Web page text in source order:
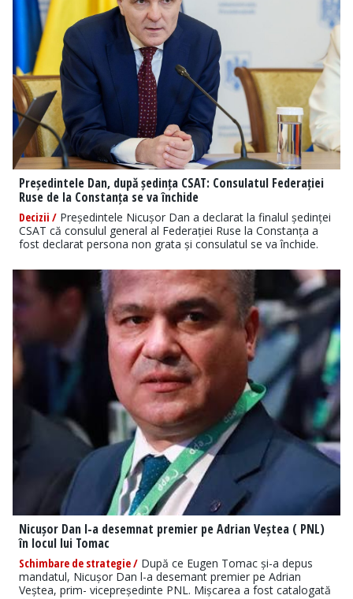
Președintele Dan, după ședința CSAT: Consulatul Federației
Ruse de la Constanța se va închide
Decizii / Președintele Nicușor Dan a declarat la finalul ședinței
CSAT că consulul general al Federației Ruse la Constanța a
fost declarat persona non grata și consulatul se va închide.
Nicușor Dan l-a desemnat premier pe Adrian Veștea ( PNL)
în locul lui Tomac
Schimbare de strategie / După ce Eugen Tomac și-a depus
mandatul, Nicușor Dan l-a desemant premier pe Adrian
Veștea, prim- vicepreședinte PNL. Mișcarea a fost catalogată